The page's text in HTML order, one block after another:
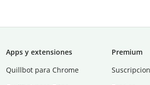
Apps y extensiones
Quillbot para Chrome
Premium